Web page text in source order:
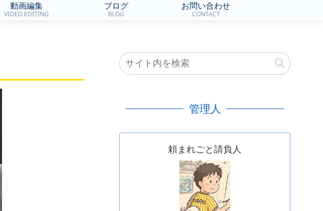
動画編集
VIDEO EDITING
ブログ
BLOG
お問い合わせ
CONTACT
管理人
頼まれごと請負人